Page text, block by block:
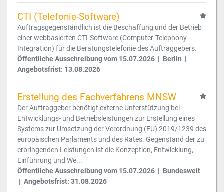
CTI (Telefonie-Software)
Auftragsgegenständlich ist die Beschaffung und der Betrieb
einer webbasierten CTI-Software (Computer-Telephony-
Integration) für die Beratungstelefonie des Auftraggebers.
Öffentliche Ausschreibung vom 15.07.2026 | Berlin |
Angebotsfrist: 13.08.2026
Erstellung des Fachverfahrens MNSW
Der Auftraggeber benötigt externe Unterstützung bei
Entwicklungs- und Betriebsleistungen zur Erstellung eines
Systems zur Umsetzung der Verordnung (EU) 2019/1239 des
europäischen Parlaments und des Rates. Gegenstand der zu
erbringenden Leistungen ist die Konzeption, Entwicklung,
Einführung und We...
Öffentliche Ausschreibung vom 15.07.2026 | Bundesweit
| Angebotsfrist: 31.08.2026